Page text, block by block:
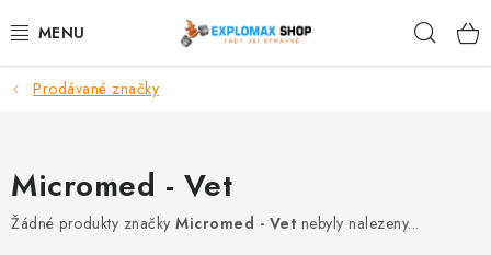
na
%AKCE
Prodávané značky
Micromed - Vet
Žádné produkty značky Micromed - Vet nebyly nalezeny...